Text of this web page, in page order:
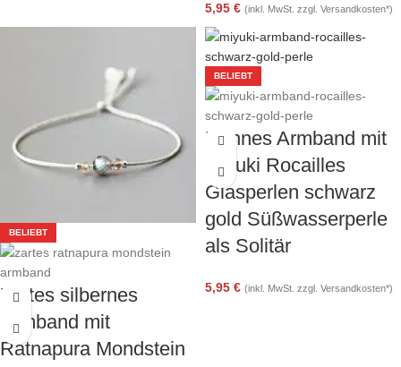
5,95 € (inkl. MwSt. zzgl. Versandkosten*)
BELIEBT
Zartes silbernes
Armband mit
Ratnapura Mondstein
BELIEBT
Dünnes Armband mit
Miyuki Rocailles
Glasperlen schwarz
gold Süßwasserperle
als Solitär
5,95 € (inkl. MwSt. zzgl. Versandkosten*)